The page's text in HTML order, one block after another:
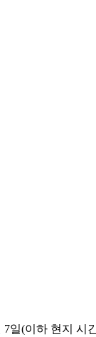
(이하 현지